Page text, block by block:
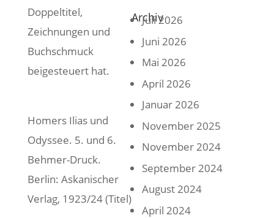
Doppeltitel,
Zeichnungen und
Buchschmuck
beigesteuert hat.
Homers Ilias und
Odyssee. 5. und 6.
Behmer-Druck.
Berlin: Askanischer
Verlag, 1923/24 (Titel)
Archiv
Juli 2026
Juni 2026
Mai 2026
April 2026
Januar 2026
November 2025
November 2024
September 2024
August 2024
April 2024